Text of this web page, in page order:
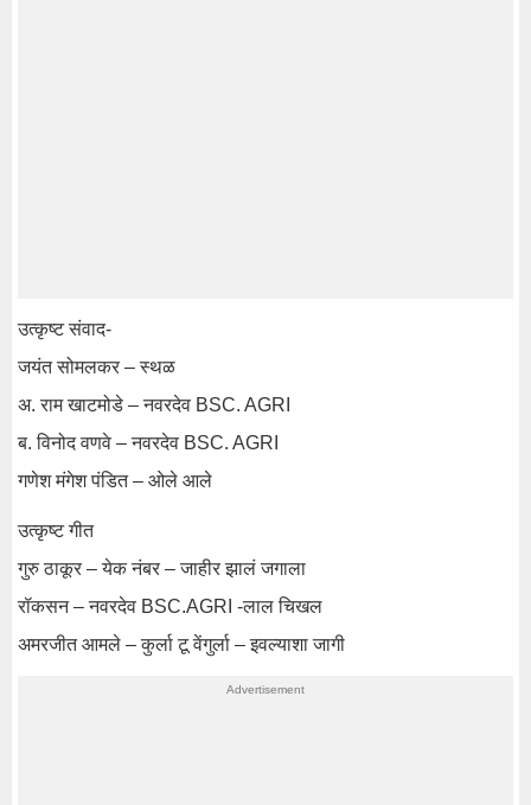
उत्कृष्ट संवाद-
जयंत सोमलकर – स्थळ
अ. राम खाटमोडे – नवरदेव BSC. AGRI
ब. विनोद वणवे – नवरदेव BSC. AGRI
गणेश मंगेश पंडित – ओले आले
उत्कृष्ट गीत
गुरु ठाकूर – येक नंबर – जाहीर झालं जगाला
रॉकसन – नवरदेव BSC.AGRI -लाल चिखल
अमरजीत आमले – कुर्ला टू वेंगुर्ला – इवल्याशा जागी